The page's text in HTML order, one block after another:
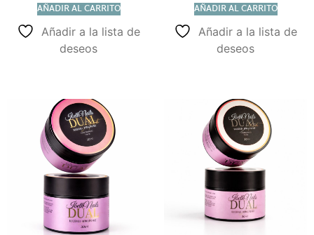
AÑADIR AL CARRITO
Añadir a la lista de
deseos
AÑADIR AL CARRITO
Añadir a la lista de
deseos